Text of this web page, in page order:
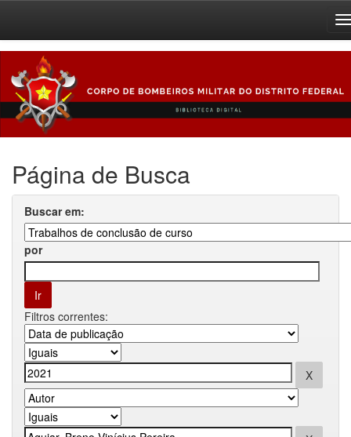
navigation
Página de Busca
Buscar em:
por
Filtros correntes: